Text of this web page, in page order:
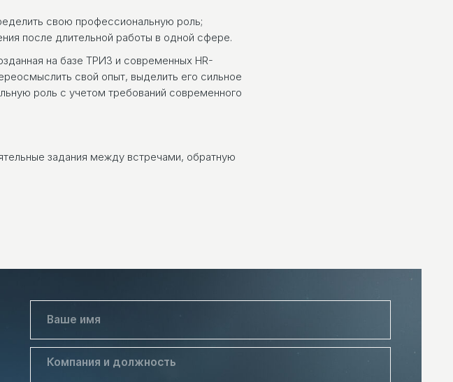
свою профессиональную роль;
после длительной работы в одной сфере.
на базе ТРИЗ и современных HR-
свой опыт, выделить его сильное
роль с учетом требований современного
задания между встречами, обратную